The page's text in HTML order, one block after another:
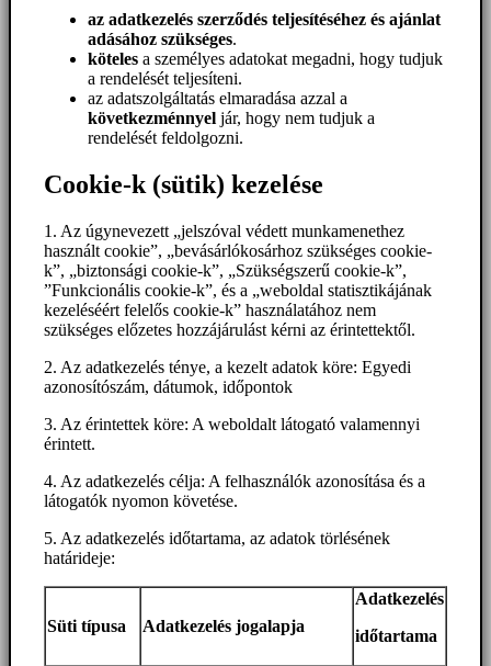
az adatkezelés szerződés teljesítéséhez és ajánlat
adásához szükséges.
köteles a személyes adatokat megadni, hogy tudjuk
a rendelését teljesíteni.
az adatszolgáltatás elmaradása azzal a
következménnyel jár, hogy nem tudjuk a
rendelését feldolgozni.
Cookie-k (sütik) kezelése
1. Az úgynevezett „jelszóval védett munkamenethez
használt cookie”, „bevásárlókosárhoz szükséges cookie-
k”, „biztonsági cookie-k”, „Szükségszerű cookie-k”,
”Funkcionális cookie-k”, és a „weboldal statisztikájának
kezeléséért felelős cookie-k” használatához nem
szükséges előzetes hozzájárulást kérni az érintettektől.
2. Az adatkezelés ténye, a kezelt adatok köre: Egyedi
azonosítószám, dátumok, időpontok
3. Az érintettek köre: A weboldalt látogató valamennyi
érintett.
4. Az adatkezelés célja: A felhasználók azonosítása és a
látogatók nyomon követése.
5. Az adatkezelés időtartama, az adatok törlésének
határideje:
Süti típusa Adatkezelés jogalapja
Adatkezelés
időtartama